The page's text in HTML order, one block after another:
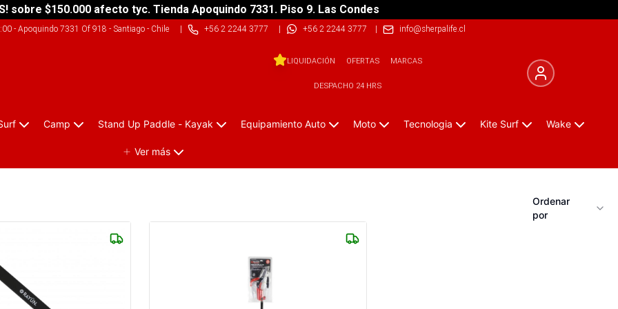
sobre $150.000 afecto tyc. Tienda Apoquindo 7331. Piso 9. Las Condes
- Apoquindo 7331 Of 918 - Santiago - Chile| +56 2 2244 3777 | +56 2 2244 3777 | info@sherpalife.cl
LIQUIDACIÓN OFERTAS MARCAS
DESPACHO 24 HRS
Camp Stand Up Paddle - Kayak Equipamiento Auto Moto Tecnologia Kite Surf Wake
Ver más
Ordenar
por